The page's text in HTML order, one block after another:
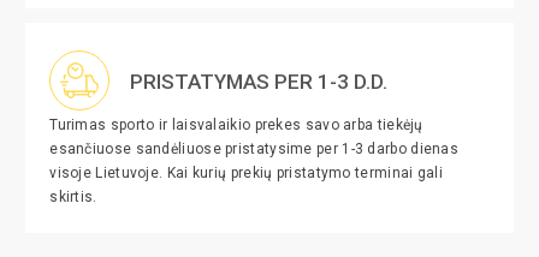
PRISTATYMAS PER 1-3 D.D.
Turimas sporto ir laisvalaikio prekes savo arba tiekėjų
esančiuose sandėliuose pristatysime per 1-3 darbo dienas
visoje Lietuvoje. Kai kurių prekių pristatymo terminai gali
skirtis.